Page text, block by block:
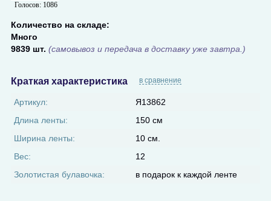
Голосов: 1086
Количество на складе:
Много
9839 шт. (самовывоз и передача в доставку уже завтра.)
Краткая характеристика в сравнение
Артикул:
Я13862
Длина ленты:
150 см
Ширина ленты:
10 см.
Вес:
12
Золотистая булавочка:
в подарок к каждой ленте